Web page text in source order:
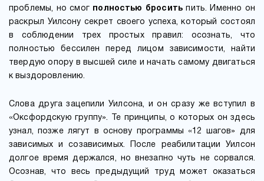
проблемы, но смог
полностью броситьпить. Именно он
раскрыл Уилсону секрет своего успеха, который состоял
в соблюдении трех простых правил: осознать, что
полностью бессилен перед лицом зависимости, найти
твердую опору в высшей силе и начать самому двигаться
к выздоровлению.
Слова друга зацепили Уилсона, и он сразу же вступил в
«Оксфордскую группу». Те принципы, о которых он здесь
узнал, позже лягут в основу программы «12 шагов» для
зависимых и созависимых. После реабилитации Уилсон
долгое время держался, но внезапно чуть не сорвался.
Осознав, что весь предыдущий труд может оказаться